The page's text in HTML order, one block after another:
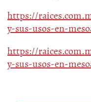
https://
y-sus-usos-en-
https://
y-sus-usos-en-